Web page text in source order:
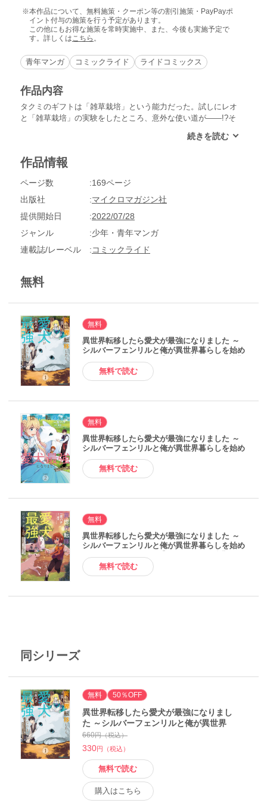
本作品について、無料施策・クーポン等の割引施策・PayPayポ
イント付与の施策を行う予定があります。
この他にもお得な施策を常時実施中、また、今後も実施予定で
す。詳しくは こちら 。
青年マンガ コミックライド ライドコミックス
作品内容
タクミのギフトは「雑草栽培」という能力だった。試しにレオ
と「雑草栽培」の実験をしたところ、意外な使い道が――!?そ
「フェンリルの森」を探索することに。フェンリルの森には、
変化した愛犬と目指せ異世界スローライフ!WEBコミック誌
版7話～13話までを収録しています。
作品情報
ページ数
169ページ
出版社
マイクロマガジン社
提供開始日
2022/07/28
ジャンル
少年・青年マンガ
連載誌/レーベル
コミックライド
無料
無料
異世界転移したら愛犬が最強になりました ～
シルバーフェンリルと俺が異世界暮らしを始め
たら～ THE COMIC 1【電子限定もふもふ特典
付き】 電子書籍版
無料で読む
無料
異世界転移したら愛犬が最強になりました ～
シルバーフェンリルと俺が異世界暮らしを始め
たら～ THE COMIC 2 電子書籍版
無料で読む
無料
異世界転移したら愛犬が最強になりました ～
シルバーフェンリルと俺が異世界暮らしを始め
たら～ THE COMIC 3【電子もふもふ特典付
き】 電子書籍版
無料で読む
同シリーズ
無料 50％OFF
異世界転移したら愛犬が最強になりまし
た ～シルバーフェンリルと俺が異世界
暮らしを始めたら～ THE COMIC 1【電
子限定もふもふ特典付き】 電子書籍版
660円（税込）
330円（税込）
無料で読む
購入はこちら